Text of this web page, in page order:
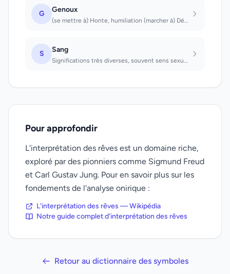
G Genoux
(se mettre à) Honte, humiliation (marcher à) Déboires sentimentaux
S Sang
Significations très diverses, souvent sens sexuel. Voir du sang: on éprouve des...
Pour approfondir
L'interprétation des rêves est un domaine riche,
exploré par des pionniers comme Sigmund Freud
et Carl Gustav Jung. Pour en savoir plus sur les
fondements de l'analyse onirique :
L'interprétation des rêves — Wikipédia
Notre guide complet d'interprétation des rêves
Retour au dictionnaire des symboles